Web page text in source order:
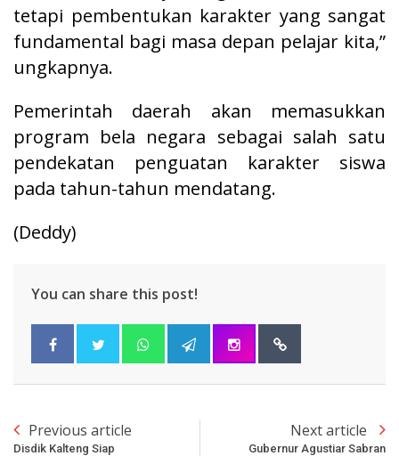
tetapi pembentukan karakter yang sangat
fundamental bagi masa depan pelajar kita,”
ungkapnya.
Pemerintah daerah akan memasukkan
program bela negara sebagai salah satu
pendekatan penguatan karakter siswa
pada tahun-tahun mendatang.
(Deddy)
You can share this post!
Previous article
Disdik Kalteng Siap
Next article
Gubernur Agustiar Sabran